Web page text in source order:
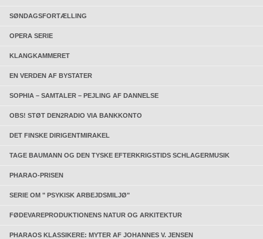
SØNDAGSFORTÆLLING
OPERA SERIE
KLANGKAMMERET
EN VERDEN AF BYSTATER
SOPHIA – SAMTALER – PEJLING AF DANNELSE
OBS! STØT DEN2RADIO VIA BANKKONTO
DET FINSKE DIRIGENTMIRAKEL
TAGE BAUMANN OG DEN TYSKE EFTERKRIGSTIDS SCHLAGERMUSIK
PHARAO-PRISEN
SERIE OM " PSYKISK ARBEJDSMILJØ"
FØDEVAREPRODUKTIONENS NATUR OG ARKITEKTUR
PHARAOS KLASSIKERE: MYTER AF JOHANNES V. JENSEN